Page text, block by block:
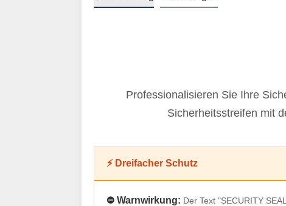
Professionalisieren Sie Ihre
Sicherheitsstreifen mit
⚡ Dreifacher Schutz
⛔ Warnwirkung: Der Text "SECURITY